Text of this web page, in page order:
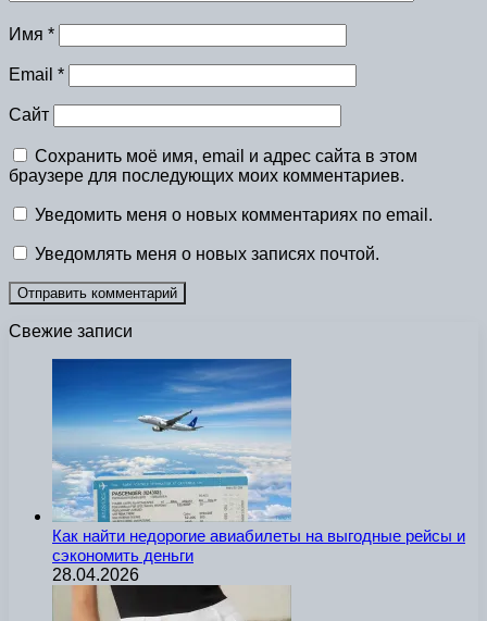
Имя *
Email *
Сайт
Сохранить моё имя, email и адрес сайта в этом
браузере для последующих моих комментариев.
Уведомить меня о новых комментариях по email.
Уведомлять меня о новых записях почтой.
Свежие записи
Как найти недорогие авиабилеты на выгодные рейсы и
сэкономить деньги
28.04.2026